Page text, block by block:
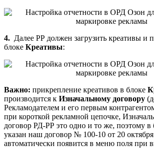
4. Далее РР должен загрузить креативы и
блоке Креативы:
Важно: прикрепление креативов в блоке
производится к Изначальному договору
Рекламодателем и его первым
при короткой рекламной цепочке,
договор РД-РР это одно и то же, поэтому в
указан наш договор № 100-10 от 20
автоматически появится в меню поля при